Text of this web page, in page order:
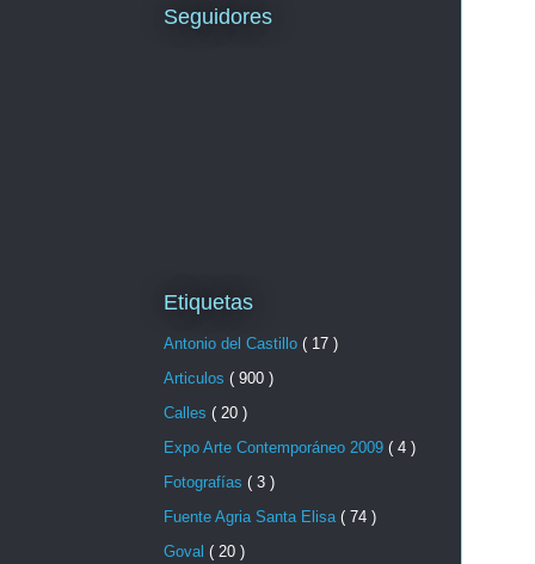
Seguidores
Etiquetas
Antonio del Castillo ( 17 )
Articulos ( 900 )
Calles ( 20 )
Expo Arte Contemporáneo 2009 ( 4 )
Fotografías ( 3 )
Fuente Agria Santa Elisa ( 74 )
Goval ( 20 )